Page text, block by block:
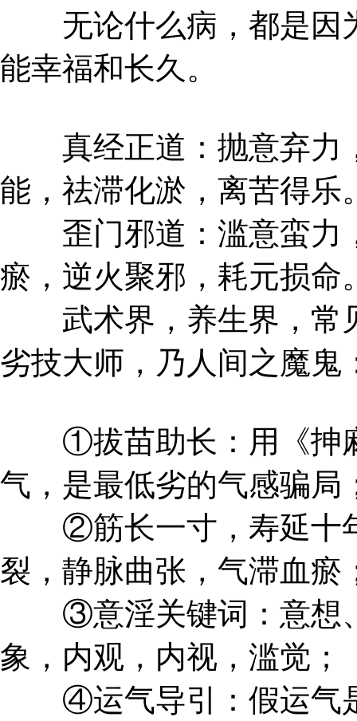
无论什么病，都是因
能幸福和长久。
真经正道：抛意弃力
能，祛滞化淤，离苦得乐
歪门邪道：滥意蛮力
瘀，逆火聚邪，耗元损命
武术界，养生界，常
劣技大师，乃人间之魔鬼
①拔苗助长：用《抻麻
气，是最低劣的气感骗局
②筋长一寸，寿延十年
裂，静脉曲张，气滞血瘀
③意淫关键词：意想、
象，内观，内视，滥觉；
④运气导引：假运气是